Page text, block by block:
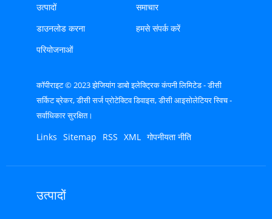
उत्पादों
समाचार
डाउनलोड करना
हमसे संपर्क करें
परियोजनाओं
कॉपीराइट © 2023 झेजियांग डाबो इलेक्ट्रिक कंपनी लिमिटेड - डीसी
सर्किट ब्रेकर, डीसी सर्ज प्रोटेक्टिव डिवाइस, डीसी आइसोलेटियर स्विच -
सर्वाधिकार सुरक्षित।
Links Sitemap RSS XML गोपनीयता नीति
उत्पादों